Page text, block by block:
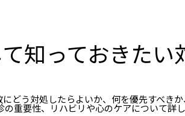
知っておきたい
どう対処したらよいか、何を優先すべき
重要性、リハビリや心のケアについて詳し